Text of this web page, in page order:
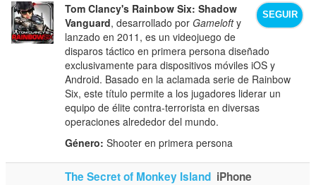
SEGUIR
Tom Clancy's Rainbow Six: Shadow
Vanguard, desarrollado porGamelofty
lanzado en 2011, es un videojuego de
disparos táctico en primera persona diseñado
exclusivamente para dispositivos móviles iOS y
Android. Basado en la aclamada serie de Rainbow
Six, este título permite a los jugadores liderar un
equipo de élite contra-terrorista en diversas
operaciones alrededor del mundo.
Género: Shooter en primera persona
The Secret of Monkey Island iPhone